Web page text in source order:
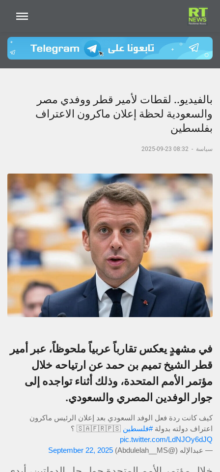
بالفيديو.. لقطات لأمير قطر ووفدي مصر
والسعودية لحظة إعلان ماكرون الاعتراف
بفلسطين
سياسة -
08:32 23-09-2025
في مشهدٍ يعكس تقارباً عربياً ملحوظاً، عبر أمير
قطر الشيخ تميم بن حمد عن ارتياحه خلال
مؤتمر الأمم المتحدة، وذلك أثناء تواجده إلى
جوار الوفدين المصري والسعودي.
كيف كانت ردة فعل الوفد السعودي بعد إعلان الرئيس ماكرون
اعتراف دولته بدولة#فلسطين
pic.twitter.com/LdNJOy6dJQ
— عبدالإله (@Abdulelah__MS)
September 22, 2025